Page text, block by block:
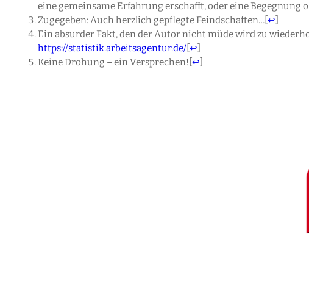
eine gemeinsame Erfahrung erschafft, oder eine
Zugegeben: Auch herzlich gepflegte Feindschaften… [↩
Ein absurder Fakt, den der Autor nicht müde wird zu
https://statistik.arbeitsagentur.de/ [↩
Keine Drohung – ein Versprechen! [↩